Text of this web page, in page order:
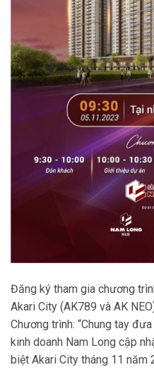
Đăng ký tham gia chương
Akari City (AK789 và AK
Chương trình: “Chung tay
kinh doanh Nam Long cập
biệt Akari City tháng 11 năm